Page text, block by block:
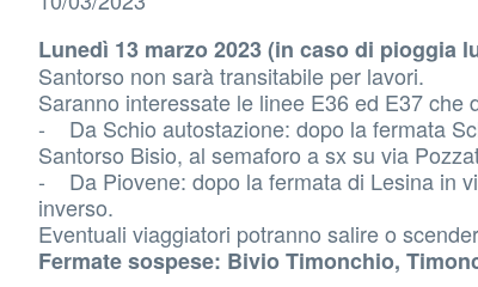
Lunedì 13 marzo 2023 (in caso di pioggia
Santorso non sarà transitabile per lavori.
Saranno interessate le linee E36 ed E37
- Da Schio autostazione: dopo la fermata
Santorso Bisio, al semaforo a sx su via
- Da Piovene: dopo la fermata di Lesina in
inverso.
Eventuali viaggiatori potranno salire o
Fermate sospese: Bivio Timonchio,